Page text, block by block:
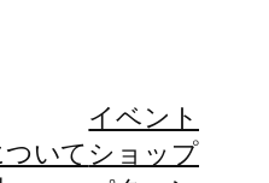
いて
イベント
ショップ